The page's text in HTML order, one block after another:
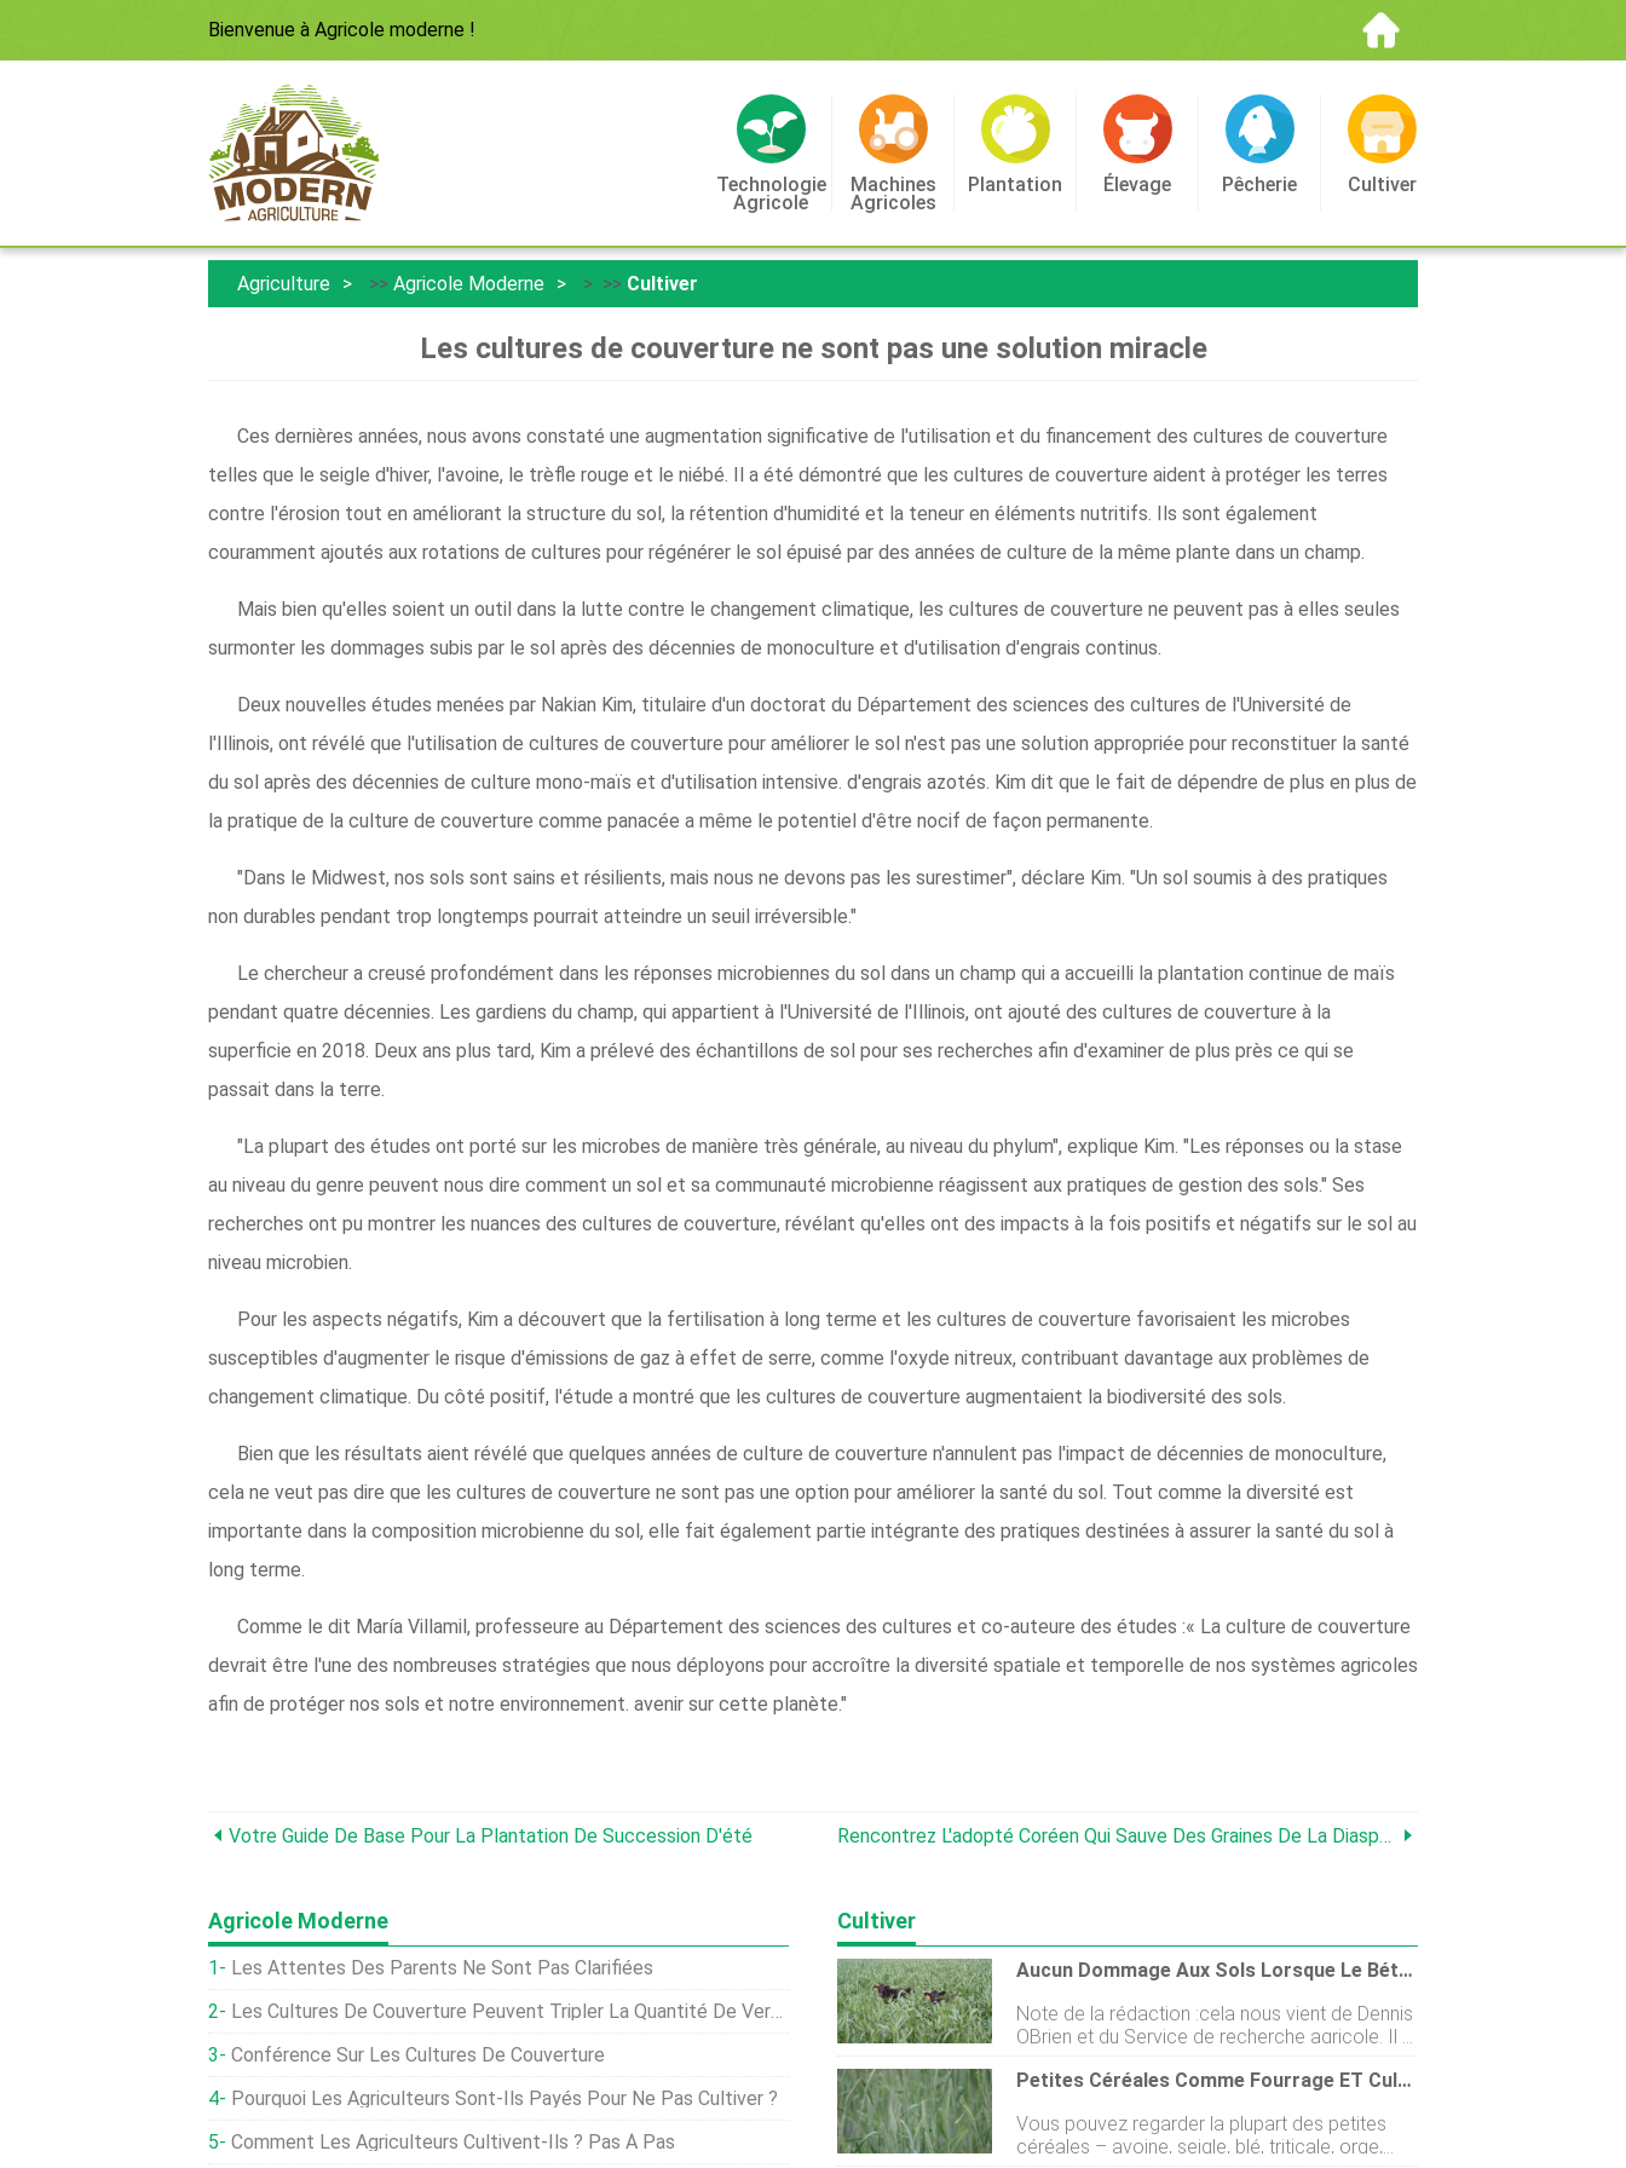
Bienvenue à Agricole moderne !
Technologie
Agricole
Machines
Agricoles
Plantation Élevage Pêcherie Cultiver
Agriculture >> Agricole Moderne > >> Cultiver
Les cultures de couverture ne sont pas une solution miracle
Ces dernières années, nous avons constaté une augmentation significative de l'utilisation et du financement des cultures de couverture
telles que le seigle d'hiver, l'avoine, le trèfle rouge et le niébé. Il a été démontré que les cultures de couverture aident à protéger les terres
contre l'érosion tout en améliorant la structure du sol, la rétention d'humidité et la teneur en éléments nutritifs. Ils sont également
couramment ajoutés aux rotations de cultures pour régénérer le sol épuisé par des années de culture de la même plante dans un champ.
Mais bien qu'elles soient un outil dans la lutte contre le changement climatique, les cultures de couverture ne peuvent pas à elles seules
surmonter les dommages subis par le sol après des décennies de monoculture et d'utilisation d'engrais continus.
Deux nouvelles études menées par Nakian Kim, titulaire d'un doctorat du Département des sciences des cultures de l'Université de
l'Illinois, ont révélé que l'utilisation de cultures de couverture pour améliorer le sol n'est pas une solution appropriée pour reconstituer la santé
du sol après des décennies de culture mono-maïs et d'utilisation intensive. d'engrais azotés. Kim dit que le fait de dépendre de plus en plus de
la pratique de la culture de couverture comme panacée a même le potentiel d'être nocif de façon permanente.
"Dans le Midwest, nos sols sont sains et résilients, mais nous ne devons pas les surestimer", déclare Kim. "Un sol soumis à des pratiques
non durables pendant trop longtemps pourrait atteindre un seuil irréversible."
Le chercheur a creusé profondément dans les réponses microbiennes du sol dans un champ qui a accueilli la plantation continue de maïs
pendant quatre décennies. Les gardiens du champ, qui appartient à l'Université de l'Illinois, ont ajouté des cultures de couverture à la
superficie en 2018. Deux ans plus tard, Kim a prélevé des échantillons de sol pour ses recherches afin d'examiner de plus près ce qui se
passait dans la terre.
"La plupart des études ont porté sur les microbes de manière très générale, au niveau du phylum", explique Kim. "Les réponses ou la stase
au niveau du genre peuvent nous dire comment un sol et sa communauté microbienne réagissent aux pratiques de gestion des sols." Ses
recherches ont pu montrer les nuances des cultures de couverture, révélant qu'elles ont des impacts à la fois positifs et négatifs sur le sol au
niveau microbien.
Pour les aspects négatifs, Kim a découvert que la fertilisation à long terme et les cultures de couverture favorisaient les microbes
susceptibles d'augmenter le risque d'émissions de gaz à effet de serre, comme l'oxyde nitreux, contribuant davantage aux problèmes de
changement climatique. Du côté positif, l'étude a montré que les cultures de couverture augmentaient la biodiversité des sols.
Bien que les résultats aient révélé que quelques années de culture de couverture n'annulent pas l'impact de décennies de monoculture,
cela ne veut pas dire que les cultures de couverture ne sont pas une option pour améliorer la santé du sol. Tout comme la diversité est
importante dans la composition microbienne du sol, elle fait également partie intégrante des pratiques destinées à assurer la santé du sol à
long terme.
Comme le dit María Villamil, professeure au Département des sciences des cultures et co-auteure des études :« La culture de couverture
devrait être l'une des nombreuses stratégies que nous déployons pour accroître la diversité spatiale et temporelle de nos systèmes agricoles
afin de protéger nos sols et notre environnement. avenir sur cette planète."
Votre Guide De Base Pour La Plantation De Succession D'été Rencontrez L'adopté Coréen Qui Sauve Des Graines De La Diaspora D'Asie De L'Est
Agricole Moderne
Les Attentes Des Parents Ne Sont Pas Clarifiées
Les Cultures De Couverture Peuvent Tripler La Quantité De Vers De Terre Dans Le Sol
Conférence Sur Les Cultures De Couverture
Pourquoi Les Agriculteurs Sont-Ils Payés Pour Ne Pas Cultiver ?
Comment Les Agriculteurs Cultivent-Ils ? Pas À Pas
Cultiver
Aucun Dommage Aux Sols Lorsque Le Bétail Broute Les Cultures De Couverture
Note de la rédaction :cela nous vient de Dennis
OBrien et du Service de recherche agricole. Il a
été initialement publié dans le numéro de février
2015 du magazine Agricultural Research.
Sud-Est ont utilisé des cultures de couverture
pour réduire lérosion du sol, augmenter la
Petites Céréales Comme Fourrage ET Cultures De Couverture
Vous pouvez regarder la plupart des petites
céréales – avoine, seigle, blé, triticale, orge,